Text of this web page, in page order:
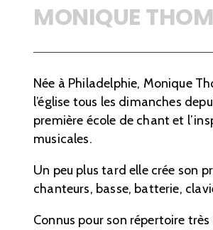
MONIQUE
Née à Philadelphie, Monique
l’église tous les dimanches
première école de chant et
musicales.
Un peu plus tard elle crée son
chanteurs, basse, batterie,
Connus pour son répertoire